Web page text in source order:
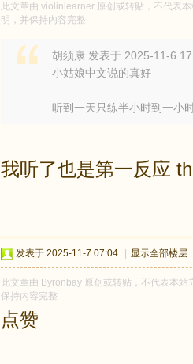
此文章由 violinlearner 原创或转贴，不代表
明，并保持内容完整
胡须康 发表于 2025-11-6
小姑娘中文说的真好
听到一天只练半小时到一小
我听了也是第一反应
发表于 2025-11-7 07:04 显示全部楼层
此文章由 Byronbay 原创或转贴，不代表本
保持内容完整
点赞